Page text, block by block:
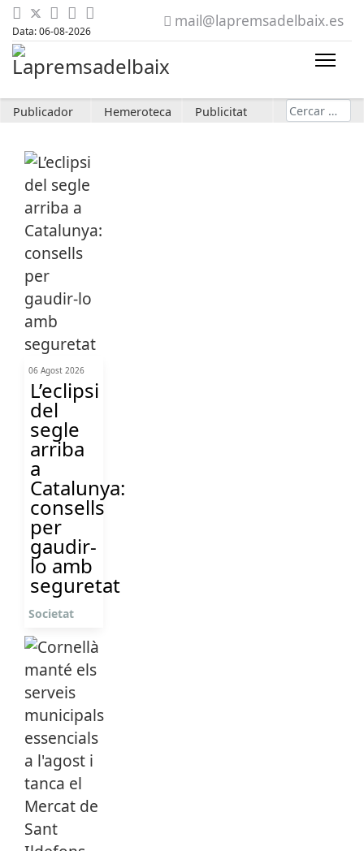
Data: 06-08-2026
mail@lapremsadelbaix.es
Publicador Hemeroteca Publicitat Cerca
06 Agost 2026
L’eclipsi
del
segle
arriba
a
Catalunya:
consells
per
gaudir-
lo amb
seguretat
Societat